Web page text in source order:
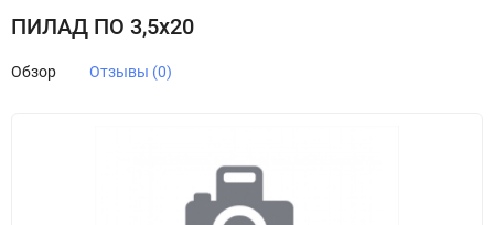
ПИЛАД ПО 3,5х20
Обзор Отзывы (0)